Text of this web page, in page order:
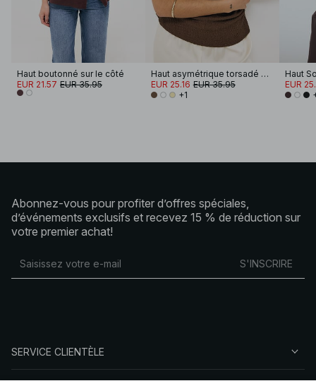
Haut boutonné sur le côté
EUR 21.57 EUR 35.95
Haut asymétrique torsadé avec boucle
EUR 25.16 EUR 35.95
+1
Haut
EUR
Abonnez-vous pour profiter d’offres spéciales,
d’événements exclusifs et recevez 15 % de réduction sur
votre premier achat!
S'INSCRIRE
SERVICE CLIENTÈLE